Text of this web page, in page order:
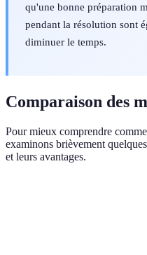
qu'une bonne préparation
pendant la résolution sont
diminuer le temps.
Comparaison des
Pour mieux comprendre
examinons brièvement
et leurs avantages.